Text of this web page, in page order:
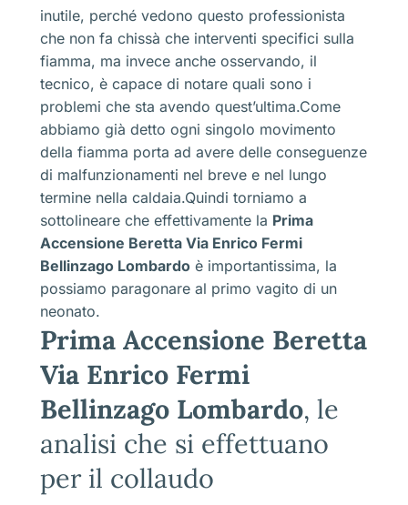
inutile, perché vedono questo professionista
che non fa chissà che interventi specifici sulla
fiamma, ma invece anche osservando, il
tecnico, è capace di notare quali sono i
problemi che sta avendo quest’ultima.Come
abbiamo già detto ogni singolo movimento
della fiamma porta ad avere delle conseguenze
di malfunzionamenti nel breve e nel lungo
termine nella caldaia.Quindi torniamo a
sottolineare che effettivamente la Prima
Accensione Beretta Via Enrico Fermi
Bellinzago Lombardo è importantissima, la
possiamo paragonare al primo vagito di un
neonato.
Prima Accensione Beretta
Via Enrico Fermi
Bellinzago Lombardo, le
analisi che si effettuano
per il collaudo